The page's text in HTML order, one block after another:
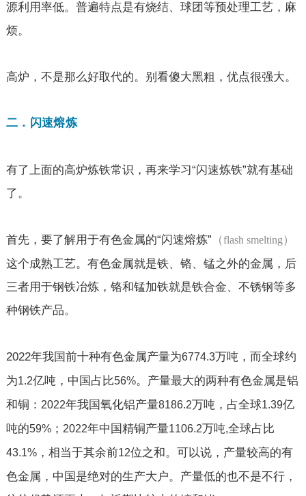
源利用率低。普遍特点是有烧结、球团等预处理工艺，麻
烦。
高炉，不是那么好取代的。别看傻大黑粗，优点很强大。
二．闪速熔炼
有了上面的高炉炼铁常识，再来学习“闪速炼铁”就有基础
了。
首先，要了解用于有色金属的“闪速熔炼” （flash smelting）
这个成熟工艺。有色金属就是铁、铬、锰之外的金属，后
三者用于钢铁冶炼，铬和锰加铁就是铁合金、不锈钢等多
种钢铁产品。
2022年我国前十种有色金属产量为6774.3万吨，而全球约
为1.2亿吨，中国占比56%。产量最大的两种有色金属是铝
和铜： 2022年我国氧化铝产量8186.2万吨，占全球1.39亿
吨的59%； 2022年中国精铜产量1106.2万吨,全球占比
43.1%，相当于其余前12位之和。可以说，产量较高的有
色金属，中国是绝对的生产大户。产量低的也不是不行，